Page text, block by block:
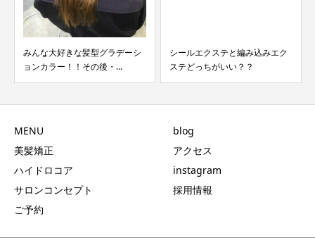
みんな大好きな髪型グラデーシ
ョンカラー！！その後・...
シールエクステと編み込みエク
ステどっちがいい？？
MENU
美髪矯正
ハイドロコア
サロンコンセプト
ご予約
blog
アクセス
instagram
採用情報